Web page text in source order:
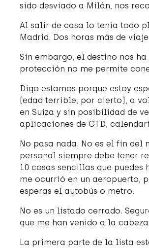
sido desviado a Milán, nos
Al salir de casa lo tenía todo
Madrid. Dos horas más de
Sin embargo, el destino nos
protección no me permite
Digo estamos porque estoy
(edad terrible, por cierto), a
en Suiza y sin posibilidad de
aplicaciones de GTD,
No pasa nada. No es el fin del
personal siempre debe tener
10 cosas sencillas que puedes
me ocurrió en un aeropuerto,
esperas el autobús o metro.
No es un listado cerrado.
que me han venido a la
La primera parte de la lista